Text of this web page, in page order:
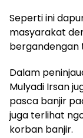
Seperti ini
masyarakat
bergandengan
Dalam
Mulyadi Irsan
pasca banjir
juga terlihat
korban banjir.